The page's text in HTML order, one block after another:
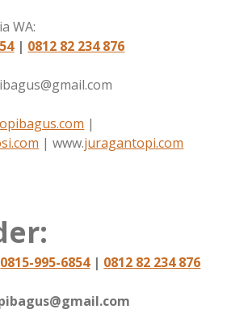
WA:
| 0812 82 234 876
|
| www.juragantopi.com
0815-995-6854| 0812 82 234 876